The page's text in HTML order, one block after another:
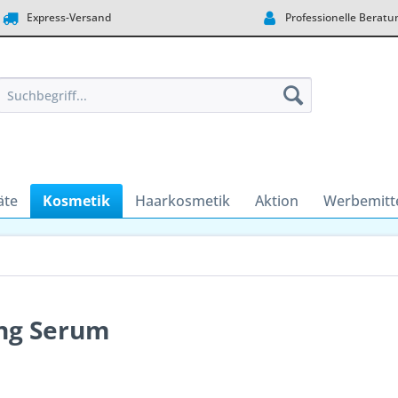
Express-Versand Professionelle
Kosmetik Haarkosmetik Aktion
Serum